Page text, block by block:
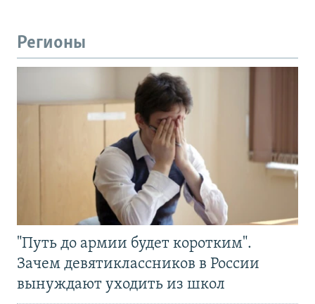
Регионы
"Путь до армии будет коротким".
Зачем девятиклассников в России
вынуждают уходить из школ